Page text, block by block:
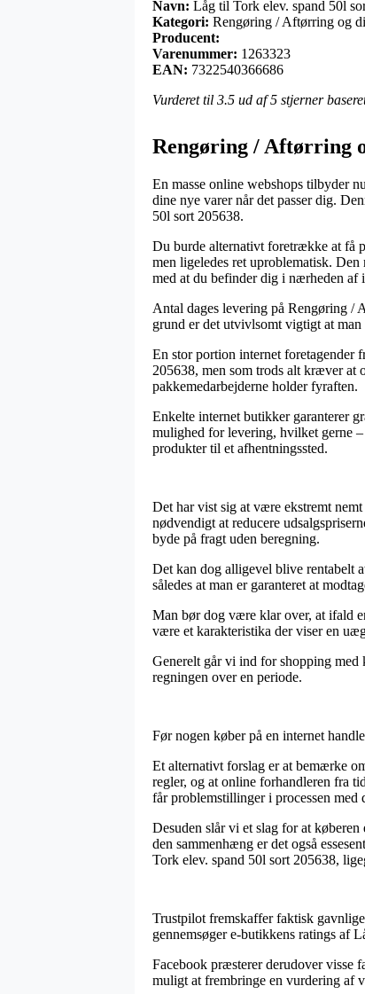
Navn: Låg til Tork elev. spand 50l
Kategori: Rengøring / Aftørring og
Producent:
Varenummer: 1263323
EAN: 7322540366686
Vurderet til 3.5 ud af 5 stjerner
Rengøring / Aftørring
En masse online webshops tilbyder
dine nye varer når det passer dig.
50l sort 205638.
Du burde alternativt foretrække at få
men ligeledes ret uproblematisk.
med at du befinder dig i nærheden af
Antal dages levering på Rengøring /
grund er det utvivlsomt vigtigt at
En stor portion internet foretagender
205638, men som trods alt kræver at
pakkemedarbejderne holder fyraften.
Enkelte internet butikker garanterer
mulighed for levering, hvilket gerne
produkter til et afhentningssted.
Det har vist sig at være ekstremt
nødvendigt at reducere
byde på fragt uden beregning.
Det kan dog alligevel blive rentabelt
således at man er garanteret at
Man bør dog være klar over, at ifald
være et karakteristika der viser en
Generelt går vi ind for shopping
regningen over en periode.
Før nogen køber på en internet
Et alternativt forslag er at bemærke
regler, og at online forhandleren fra
får problemstillinger i processen med
Desuden slår vi et slag for at
den sammenhæng er det også
Tork elev. spand 50l sort 205638,
Trustpilot fremskaffer faktisk
gennemsøger e-butikkens ratings af
Facebook præsterer derudover visse
muligt at frembringe en vurdering af